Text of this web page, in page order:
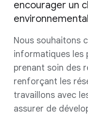
encourager un
Nous souhaitons
informatiques les
prenant soin des
renforçant les
travaillons avec
assurer de